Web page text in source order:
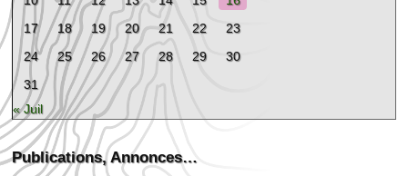
17
18 19 20 21 22
23
24
25 26 27 28 29
30
31
« Juil
Publications, Annonces…